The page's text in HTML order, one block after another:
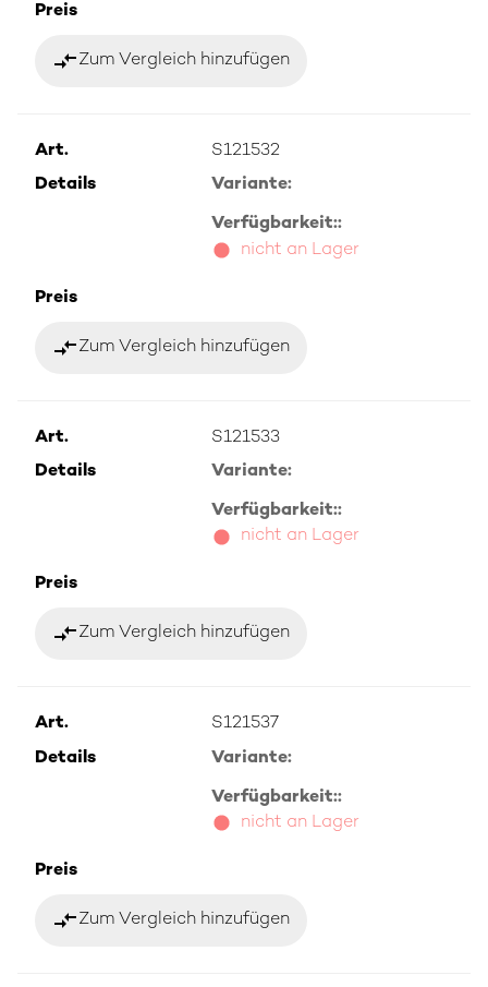
Preis
compare_arrowsZum Vergleich hinzufügen
Art.
S121532
Details
Variante:
Verfügbarkeit::
nicht an Lager
Preis
compare_arrowsZum Vergleich hinzufügen
Art.
S121533
Details
Variante:
Verfügbarkeit::
nicht an Lager
Preis
compare_arrowsZum Vergleich hinzufügen
Art.
S121537
Details
Variante:
Verfügbarkeit::
nicht an Lager
Preis
compare_arrowsZum Vergleich hinzufügen